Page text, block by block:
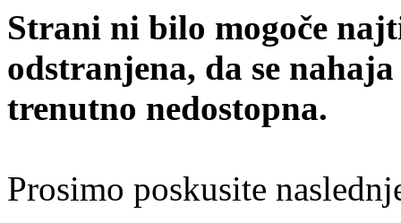
Strani ni bilo mogoče
odstranjena, da se
trenutno nedostopna.
Prosimo poskusite